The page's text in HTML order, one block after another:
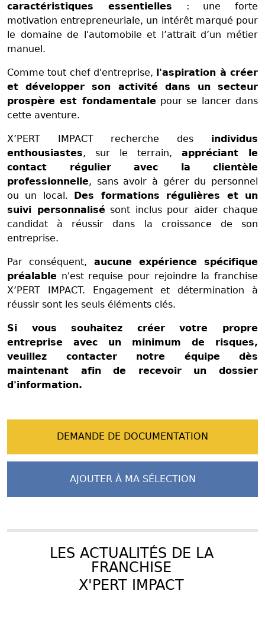
caractéristiques essentielles : une forte
motivation entrepreneuriale, un intérêt marqué pour
le domaine de l'automobile et l’attrait d’un métier
manuel.
Comme tout chef d'entreprise, l'aspiration à créer
et développer son activité dans un secteur
prospère est fondamentale pour se lancer dans
cette aventure.
X’PERT IMPACT recherche desindividus
enthousiastes, sur le terrain, appréciant le
contact régulier avec la clientèle
professionnelle, sans avoir à gérer du personnel
ou un local. Des formations régulières et un
suivi personnalisé sont inclus pour aider chaque
candidat à réussir dans la croissance de son
entreprise.
Par conséquent, aucune expérience spécifique
préalable n'est requise pour rejoindre la franchise
X’PERT IMPACT. Engagement et détermination à
réussir sont les seuls éléments clés.
Si vous souhaitez créer votre propre
entreprise avec un minimum de risques,
veuillez contacter notre équipe dès
maintenant afin de recevoir un dossier
d'information.
DEMANDE DE DOCUMENTATION
AJOUTER À MA SÉLECTION
LES ACTUALITÉS DE LA
FRANCHISE
X'PERT IMPACT